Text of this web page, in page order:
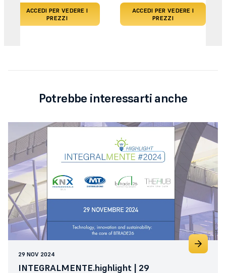
ACCEDI PER VEDERE I
PREZZI
ACCEDI PER VEDERE I
PREZZI
Potrebbe interessarti anche
29 NOV 2024
INTEGRALMENTE.highlight | 29